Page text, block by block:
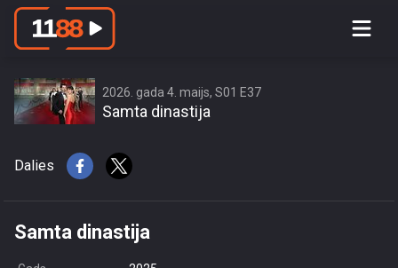
access this content due to your
location or other restrictions set by
country is US and IP address is
216.73.216.213
2026. gada 4. maijs, S01 E37
Samta dinastija
Dalies
Samta dinastija